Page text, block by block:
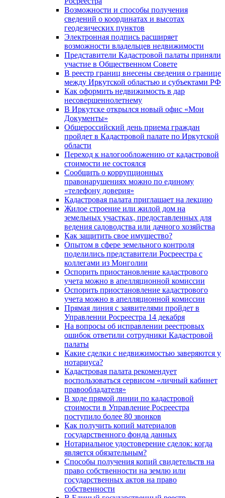
Возможности и способы получения
сведений о координатах и высотах
геодезических пунктов
Электронная подпись расширяет
возможности владельцев недвижимости
Представители Кадастровой палаты приняли
участие в Общественном Совете
В реестр границ внесены сведения о границе
между Иркутской областью и субъектами РФ
Как оформить недвижимость в дар
несовершеннолетнему
В Иркутске открылся новый офис «Мои
Документы»
Общероссийский день приема граждан
пройдет в Кадастровой палате по Иркутской
области
Переход к налогообложению от кадастровой
стоимости не состоялся
Сообщить о коррупционных
правонарушениях можно по единому
«телефону доверия»
Кадастровая палата приглашает на лекцию
Жилое строение или жилой дом на
земельных участках, предоставленных для
ведения садоводства или дачного хозяйства
Как защитить свое имущество?
Опытом в сфере земельного контроля
поделились представители Росреестра с
коллегами из Монголии
Оспорить приостановление кадастрового
учета можно в апелляционной комиссии
Оспорить приостановление кадастрового
учета можно в апелляционной комиссии
Прямая линия с заявителями пройдет в
Управлении Росреестра 14 декабря
На вопросы об исправлении реестровых
ошибок ответили сотрудники Кадастровой
палаты
Какие сделки с недвижимостью заверяются у
нотариуса?
Кадастровая палата рекомендует
воспользоваться сервисом «личный кабинет
правообладателя»
В ходе прямой линии по кадастровой
стоимости в Управление Росреестра
поступило более 80 звонков
Как получить копий материалов
государственного фонда данных
Нотариальное удостоверение сделок: когда
является обязательным?
Способы получения копий свидетельств на
право собственности на землю или
государственных актов на право
собственности